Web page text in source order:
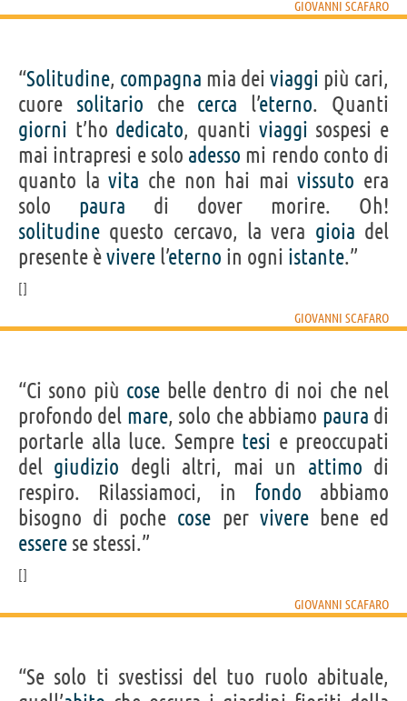
GIOVANNI SCAFARO
“Solitudine, compagna mia dei viaggi più cari,
cuore solitario che cerca l’eterno. Quanti
giorni t’ho dedicato, quanti viaggi sospesi e
mai intrapresi e solo adesso mi rendo conto di
quanto lavita che non hai maivissuto era
solo paura di dover morire. Oh!
solitudine questo cercavo, la vera gioia del
presente èvivere l’eterno in ogni istante.”
GIOVANNI SCAFARO
“Ci sono più cose belle dentro di noi che nel
profondo del mare, solo che abbiamo paura di
portarle alla luce. Sempre tesi e preoccupati
del giudizio degli altri, mai un attimo di
respiro. Rilassiamoci, in fondo abbiamo
bisogno di poche cose per viverebene ed
essere se stessi.”
GIOVANNI SCAFARO
“Se solo ti svestissi del tuo ruolo abituale,